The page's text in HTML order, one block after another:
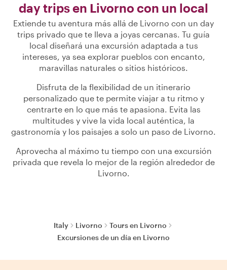
day trips en Livorno con un local
Extiende tu aventura más allá de Livorno con un day
trips privado que te lleva a joyas cercanas. Tu guía
local diseñará una excursión adaptada a tus
intereses, ya sea explorar pueblos con encanto,
maravillas naturales o sitios históricos.
Disfruta de la flexibilidad de un itinerario
personalizado que te permite viajar a tu ritmo y
centrarte en lo que más te apasiona. Evita las
multitudes y vive la vida local auténtica, la
gastronomía y los paisajes a solo un paso de Livorno.
Aprovecha al máximo tu tiempo con una excursión
privada que revela lo mejor de la región alrededor de
Livorno.
Italy Livorno
Tours en Livorno
Excursiones de un día en Livorno